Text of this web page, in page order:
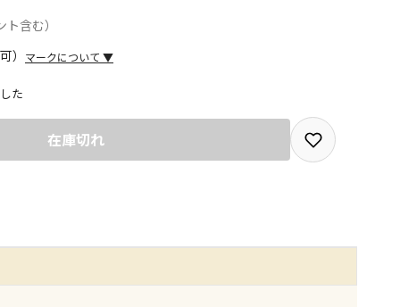
含む）
マークについて ▼
で受取ができる商品です（宅配便でのお届けができませ
た
在庫切れ